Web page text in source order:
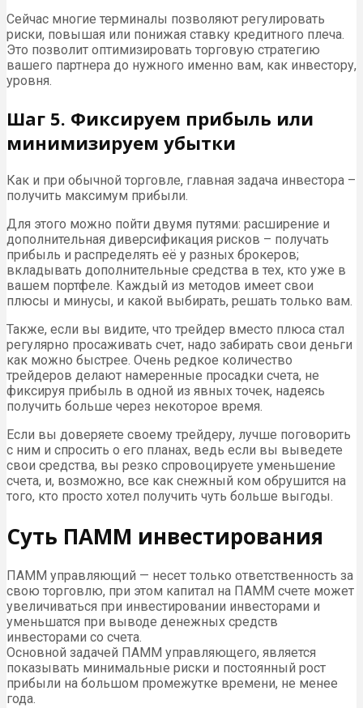
Сейчас многие терминалы позволяют регулировать
риски, повышая или понижая ставку кредитного плеча.
Это позволит оптимизировать торговую стратегию
вашего партнера до нужного именно вам, как инвестору,
уровня.
Шаг 5. Фиксируем прибыль или
минимизируем убытки
Как и при обычной торговле, главная задача инвестора –
получить максимум прибыли.
Для этого можно пойти двумя путями: расширение и
дополнительная диверсификация рисков – получать
прибыль и распределять её у разных брокеров;
вкладывать дополнительные средства в тех, кто уже в
вашем портфеле. Каждый из методов имеет свои
плюсы и минусы, и какой выбирать, решать только вам.
Также, если вы видите, что трейдер вместо плюса стал
регулярно просаживать счет, надо забирать свои деньги
как можно быстрее. Очень редкое количество
трейдеров делают намеренные просадки счета, не
фиксируя прибыль в одной из явных точек, надеясь
получить больше через некоторое время.
Если вы доверяете своему трейдеру, лучше поговорить
с ним и спросить о его планах, ведь если вы выведете
свои средства, вы резко спровоцируете уменьшение
счета, и, возможно, все как снежный ком обрушится на
того, кто просто хотел получить чуть больше выгоды.
Суть ПАММ инвестирования
ПАММ управляющий — несет только ответственность за
свою торговлю, при этом капитал на ПАММ счете может
увеличиваться при инвестировании инвесторами и
уменьшатся при выводе денежных средств
инвесторами со счета.
Основной задачей ПАММ управляющего, является
показывать минимальные риски и постоянный рост
прибыли на большом промежутке времени, не менее
года.